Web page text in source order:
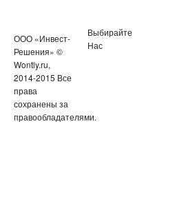
ООО «Инвест-
Решения» ©
Wontly.ru,
2014-2015 Все
права
сохранены за
правообладателями.
Выбирайте
Нас